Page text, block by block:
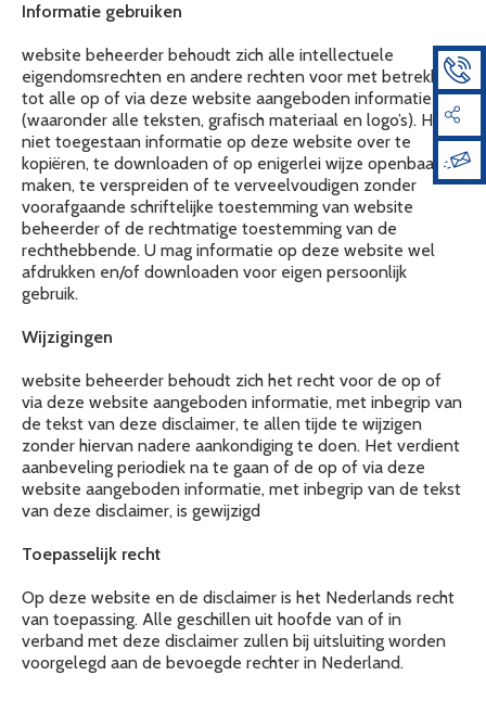
Informatie gebruiken
website beheerder behoudt zich alle intellectuele
eigendomsrechten en andere rechten voor met betrekking
tot alle op of via deze website aangeboden informatie
(waaronder alle teksten, grafisch materiaal en logo’s). Het is
niet toegestaan informatie op deze website over te
kopiëren, te downloaden of op enigerlei wijze openbaar te
maken, te verspreiden of te verveelvoudigen zonder
voorafgaande schriftelijke toestemming van website
beheerder of de rechtmatige toestemming van de
rechthebbende. U mag informatie op deze website wel
afdrukken en/of downloaden voor eigen persoonlijk
gebruik.
Wijzigingen
website beheerder behoudt zich het recht voor de op of
via deze website aangeboden informatie, met inbegrip van
de tekst van deze disclaimer, te allen tijde te wijzigen
zonder hiervan nadere aankondiging te doen. Het verdient
aanbeveling periodiek na te gaan of de op of via deze
website aangeboden informatie, met inbegrip van de tekst
van deze disclaimer, is gewijzigd
Toepasselijk recht
Op deze website en de disclaimer is het Nederlands recht
van toepassing. Alle geschillen uit hoofde van of in
verband met deze disclaimer zullen bij uitsluiting worden
voorgelegd aan de bevoegde rechter in Nederland.